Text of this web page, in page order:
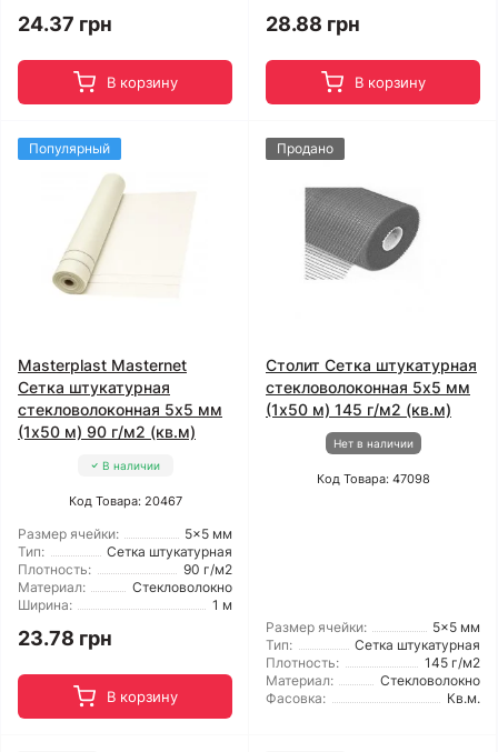
24.37 грн
В корзину
28.88 грн
В корзину
Популярный
Masterplast Masternet
Сетка штукатурная
стекловолоконная 5x5 мм
(1x50 м) 90 г/м2 (кв.м)
В наличии
Код Товара: 20467
Размер ячейки:
5x5 мм
Тип:
Сетка штукатурная
Плотность:
90 г/м2
Материал:
Стекловолокно
Ширина:
1 м
23.78 грн
В корзину
Продано
Столит Сетка штукатурная
стекловолоконная 5x5 мм
(1x50 м) 145 г/м2 (кв.м)
Нет в наличии
Код Товара: 47098
Размер ячейки:
5x5 мм
Тип:
Сетка штукатурная
Плотность:
145 г/м2
Материал:
Стекловолокно
Фасовка:
Кв.м.